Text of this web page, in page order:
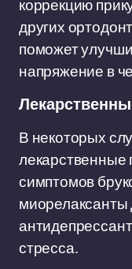
коррекцию
других
поможет
напряжение в
В некоторых
лекарственные
симптомов
стресса.